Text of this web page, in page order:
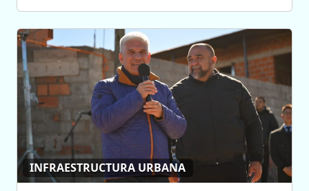
INFRAESTRUCTURA URBANA